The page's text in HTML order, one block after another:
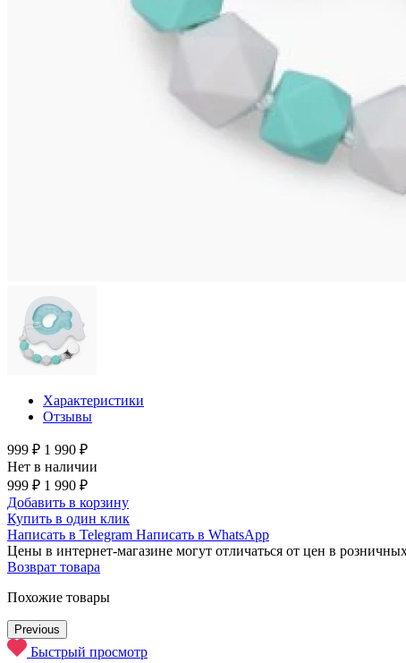
Характеристики
Отзывы
999 ₽ 1 990 ₽
Нет в наличии
999 ₽ 1 990 ₽
Добавить в корзину
Купить в один клик
Написать в Telegram Написать в WhatsApp
Цены в интернет-магазине могут отличаться от цен в
Возврат товара
Похожие товары
Previous
Быстрый просмотр